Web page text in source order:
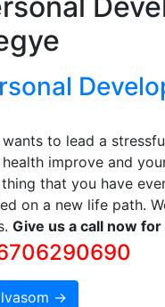
to lead a
improve and
that you have
on a new life path.
Give us a call now
→